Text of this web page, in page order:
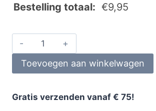
Bestelling totaal: €9,95
Toevoegen aan winkelwagen
Gratis verzenden vanaf € 75!